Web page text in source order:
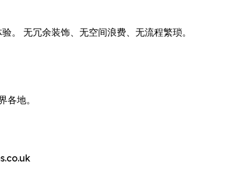
无冗余装饰、无空间浪费、无流程繁琐。
地。